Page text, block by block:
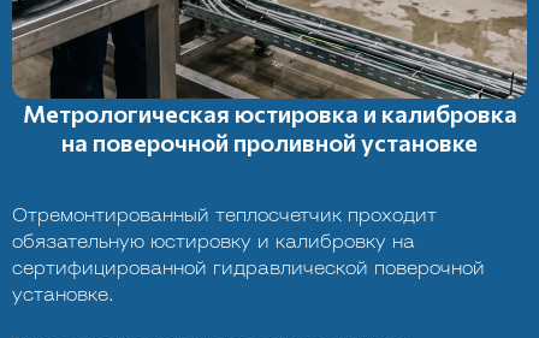
Метрологическая юстировка и калибровка
на поверочной проливной установке
Отремонтированный теплосчетчик проходит
обязательную юстировку и калибровку на
сертифицированной гидравлической поверочной
установке.